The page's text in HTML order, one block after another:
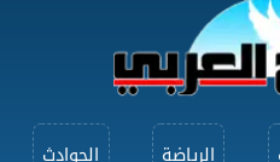
الرياضة الحوادث